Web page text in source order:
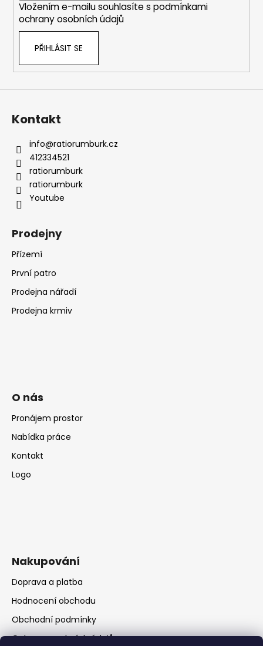
Vložením e-mailu souhlasíte s podmínkami
ochrany osobních údajů
PŘIHLÁSIT SE
Kontakt
info@ratiorumburk.cz
412334521
ratiorumburk
ratiorumburk
Youtube
Prodejny
Přízemí
První patro
Prodejna nářadí
Prodejna krmiv
O nás
Pronájem prostor
Nabídka práce
Kontakt
Logo
Nakupování
Doprava a platba
Hodnocení obchodu
Obchodní podmínky
Ochrana osobních údajů